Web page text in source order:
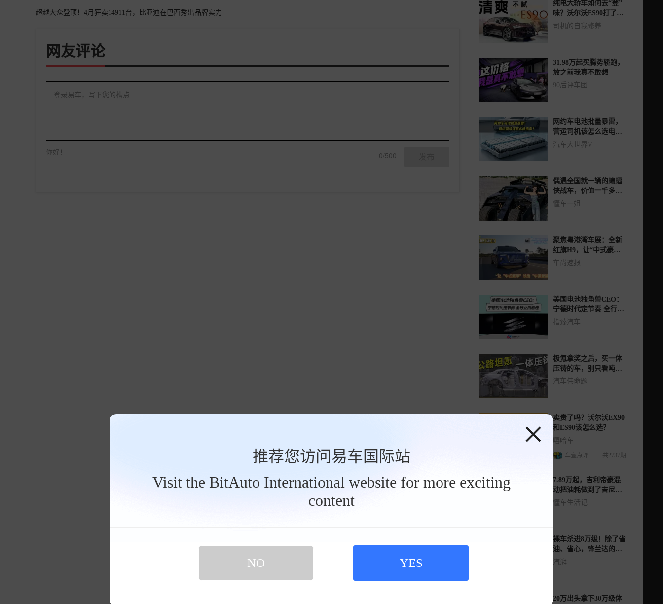
推荐您访问易车国际站
Visit the BitAuto International website for more exciting
content
NO YES
超越大众登顶！4月狂卖14911台，比亚迪在巴西秀出品牌实力
网友评论
登录易车，写下您的槽点
你好！ 0/500
纯电大轿车如何去“登”
味？沃尔沃ES90打了个
样
司机的自我修养
31.98万起买腾势轿跑，
放之前我真不敢想
90后评车团
网约车电池批量暴雷，
营运司机该怎么选电
车？
汽车大世界V
偶遇全国就一辆的蝙蝠
侠战车，价值一千多
万，运费都要五百万!
懂车一姐
聚焦粤港湾车展：全新
红旗H9，让“中式豪华”
长出“中国智能”
车尚速报
美国电池独角兽CEO：
宁德时代定节奏 全行业
跟着走
指臻汽车
极氪拿奖之后，买一体
压铸的车，别只看吨位
了
汽车伟命题
卖贵了吗？沃尔沃EX90
和ES90该怎么选？
嘻哈车
车壹点评 共2737期
7.89万起，吉利帝豪混
动把油耗做到了吉尼斯
纪录
懂车生活记
裸车杀进8万级！除了省
油、省心，锋兰达的这
些缺点你能忍？
汽湃
20万出头拿下30万级体